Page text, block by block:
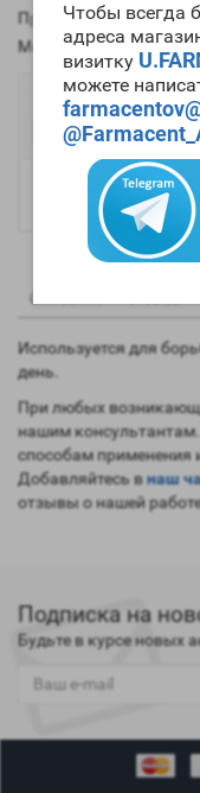
Чтобы всегда
адреса
визитку
можете
Производитель:
Модель:
1056р.
В наличии
Описание
Используется для
день.
При любых
нашим
способам применения
Добавляйтесь внаш
отзывы о нашей
Подписка на
Будьте в курсе новых